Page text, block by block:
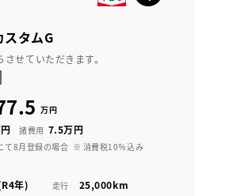
スタムG
せていただきます。
万円
諸費用 7.5万円
て8月登録の場合 ※ 消費税10％込み
年) 走行 25,000km